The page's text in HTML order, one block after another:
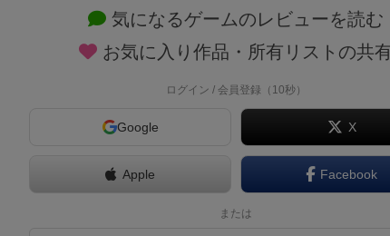
気になるゲームのレビューを読む
お気に入り作品・所有リストの共
ログイン / 会員登録（10秒）
Google X
Apple Facebook
または